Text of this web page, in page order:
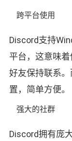
跨平台使用
Discord支持
平台，这意味
好友保持联系
置，简单方便。
强大的社群
Discord拥有庞